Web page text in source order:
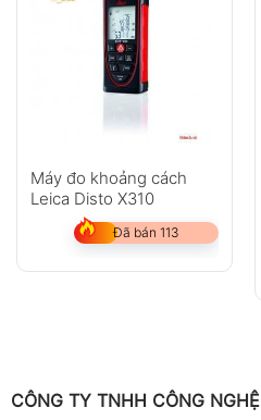
Máy đo khoảng cách
Leica Disto X310
Đã bán 113
CÔNG TY TNHH CÔNG